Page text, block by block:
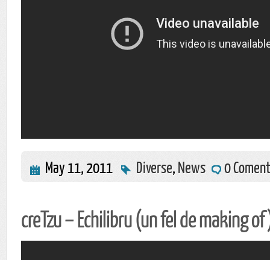
May 11, 2011 Diverse,News 0
creTzu – Echilibru (un fel de making